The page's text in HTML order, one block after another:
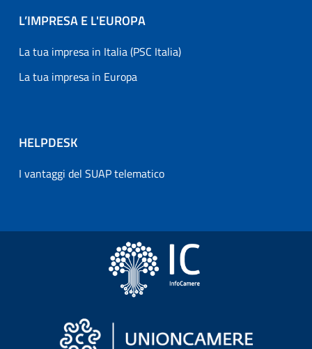
L’IMPRESA E L'EUROPA
La tua impresa in Italia (PSC Italia)
La tua impresa in Europa
HELPDESK
I vantaggi del SUAP telematico